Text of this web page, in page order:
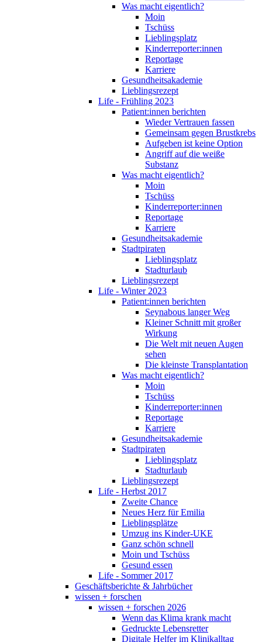
Was macht eigentlich?
Moin
Tschüss
Lieblingsplatz
Kinderreporter:innen
Reportage
Karriere
Gesundheitsakademie
Lieblingsrezept
Life - Frühling 2023
Patient:innen berichten
Wieder Vertrauen fassen
Gemeinsam gegen Brustkrebs
Aufgeben ist keine Option
Angriff auf die weiße
Substanz
Was macht eigentlich?
Moin
Tschüss
Kinderreporter:innen
Reportage
Karriere
Gesundheitsakademie
Stadtpiraten
Lieblingsplatz
Stadturlaub
Lieblingsrezept
Life - Winter 2023
Patient:innen berichten
Seynabous langer Weg
Kleiner Schnitt mit großer
Wirkung
Die Welt mit neuen Augen
sehen
Die kleinste Transplantation
Was macht eigentlich?
Moin
Tschüss
Kinderreporter:innen
Reportage
Karriere
Gesundheitsakademie
Stadtpiraten
Lieblingsplatz
Stadturlaub
Lieblingsrezept
Life - Herbst 2017
Zweite Chance
Neues Herz für Emilia
Lieblingsplätze
Umzug ins Kinder-UKE
Ganz schön schnell
Moin und Tschüss
Gesund essen
Life - Sommer 2017
Geschäftsberichte & Jahrbücher
wissen + forschen
wissen + forschen 2026
Wenn das Klima krank macht
Gedruckte Lebensretter
Digitale Helfer im Klinikalltag